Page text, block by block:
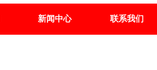
新闻中心 联系我们